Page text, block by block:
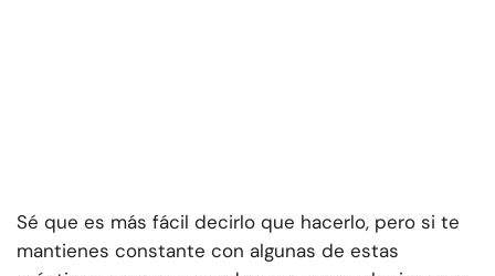
Sé que es más fácil decirlo que hacerlo, pero si te
mantienes constante con algunas de estas